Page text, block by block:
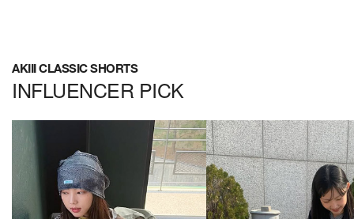
AKIII CLASSIC SHORTS
INFLUENCER PICK